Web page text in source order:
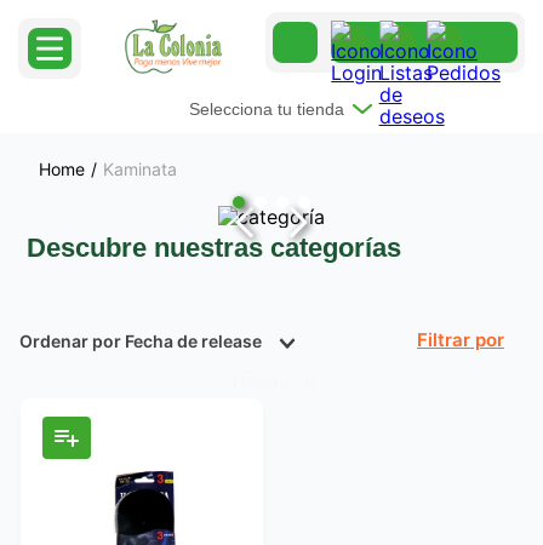
Selecciona tu tienda
Kaminata
Descubre nuestras categorías
Ordenar por Fecha de release